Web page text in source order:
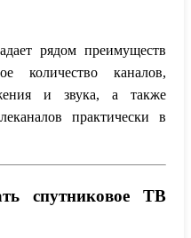
рядом преимуществ
количество каналов,
и звука, а также
практически в
спутниковое ТВ